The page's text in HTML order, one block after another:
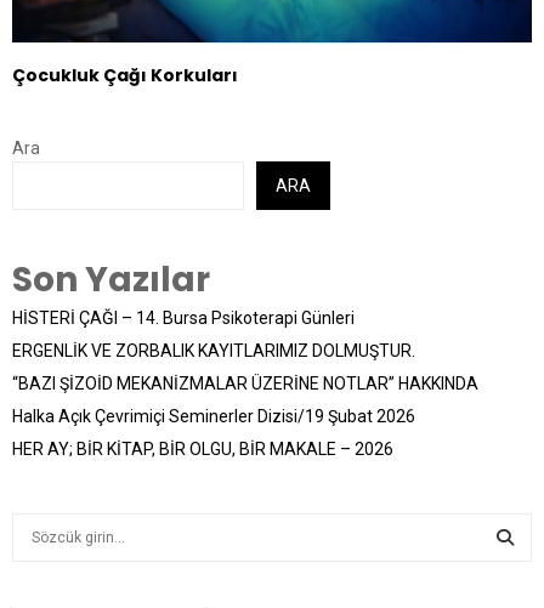
Çocukluk Çağı Korkuları
Ara
ARA
Son Yazılar
HİSTERİ ÇAĞI – 14. Bursa Psikoterapi Günleri
ERGENLİK VE ZORBALIK KAYITLARIMIZ DOLMUŞTUR.
“BAZI ŞİZOİD MEKANİZMALAR ÜZERİNE NOTLAR” HAKKINDA
Halka Açık Çevrimiçi Seminerler Dizisi/19 Şubat 2026
HER AY; BİR KİTAP, BİR OLGU, BİR MAKALE – 2026